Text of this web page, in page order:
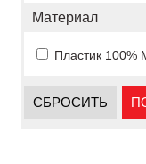
Материал
Пластик 100%
СБРОСИТЬ